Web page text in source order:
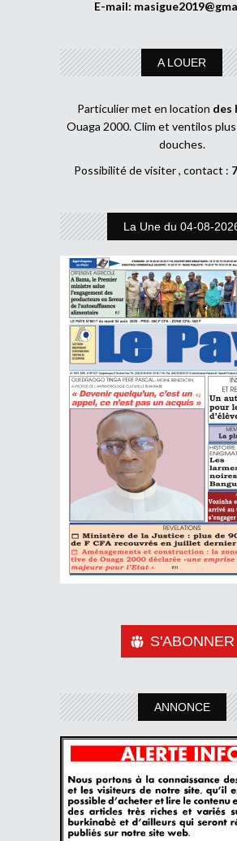
E-mail:
A LOUER
Particulier met en location des
Ouaga 2000. Clim et ventilos
douches.
Possibilité de visiter , contact :
La Une du 04-08-
S'ABONNER
ANNONCE